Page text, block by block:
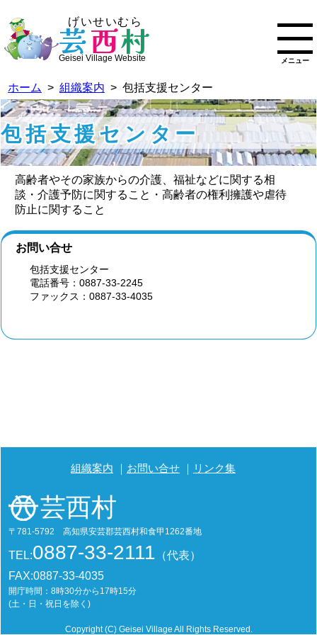
げいせいむら
芸西村
Geisei Village Website メニュー
ホーム > 組織案内 > 包括支援センター
包括支援センター
高齢者やその家族からの介護、福祉などに関する相
談・介護予防に関すること・高齢者の権利擁護や虐待
防止に関すること
お問い合せ
包括支援センター
電話番号：0887-33-2245
ファックス：0887-33-4035
組織案内 お問い合せ リンク集
芸西村
〒781-5792 高知県安芸郡芸西村和食甲1262番地
TEL:0887-33-2111 （代表）
FAX:0887-33-4035
開庁時間：8時30分から17時15分
(土・日・祝日を除く)
Copyright (C) Geisei Village All Rights Reserved.